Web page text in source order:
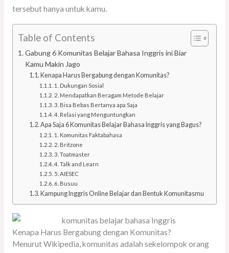
tersebut hanya untuk kamu.
Table of Contents
Gabung 6 Komunitas Belajar Bahasa Inggris ini Biar
Kamu Makin Jago
Kenapa Harus Bergabung dengan Komunitas?
1. Dukungan Sosial
2. Mendapatkan Beragam Metode Belajar
3. Bisa Bebas Bertanya apa Saja
4. Relasi yang Menguntungkan
Apa Saja 6 Komunitas Belajar Bahasa Inggris yang Bagus?
1. Komunitas Faktabahasa
2. Britzone
3. Toatmaster
4. Talk and Learn
5. AIESEC
6. Busuu
Kampung Inggris Online Belajar dan Bentuk Komunitasmu
Kenapa Harus Bergabung dengan Komunitas?
Menurut Wikipedia, komunitas adalah sekelompok orang